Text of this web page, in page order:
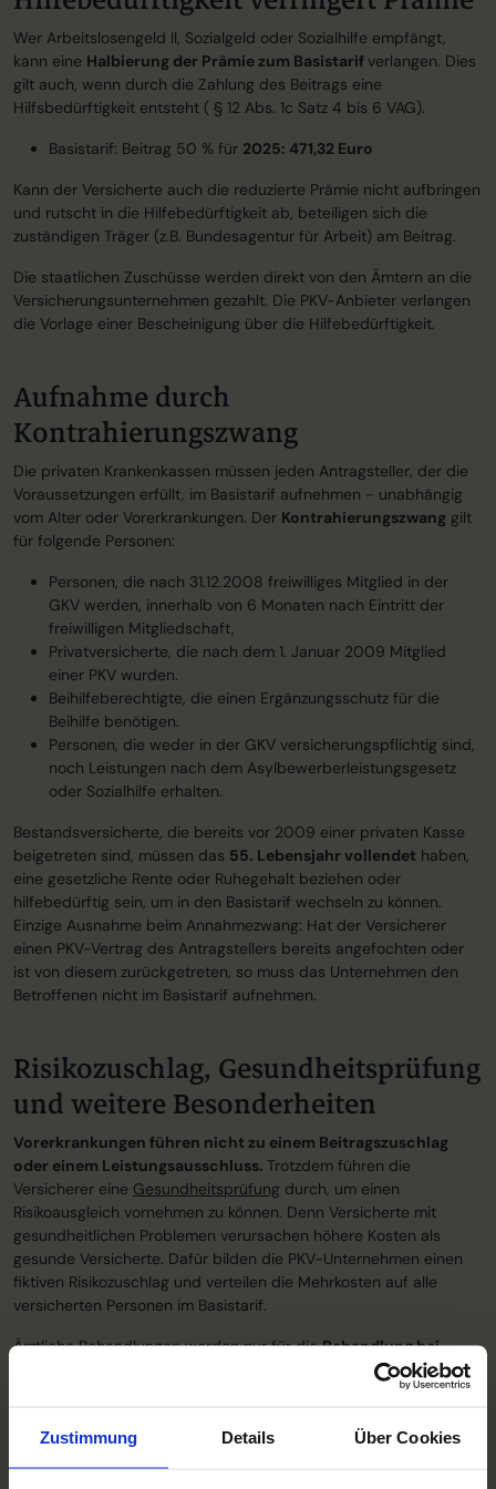
Zustimmung Details Über Cookies
Wer Arbeitslosengeld II, Sozialgeld oder Sozialhilfe empfängt,
kann eine Halbierung der Prämie zum Basistarifverlangen. Dies
gilt auch, wenn durch die Zahlung des Beitrags eine
Hilfsbedürftigkeit entsteht ( § 12 Abs. 1c Satz 4 bis 6 VAG).
Basistarif: Beitrag 50 % für 2025: 471,32 Euro
Kann der Versicherte auch die reduzierte Prämie nicht aufbringen
und rutscht in die Hilfebedürftigkeit ab, beteiligen sich die
zuständigen Träger (z.B. Bundesagentur für Arbeit) am Beitrag.
Die staatlichen Zuschüsse werden direkt von den Ämtern an die
Versicherungsunternehmen gezahlt. Die PKV-Anbieter verlangen
die Vorlage einer Bescheinigung über die Hilfebedürftigkeit.
Aufnahme durch
Kontrahierungszwang
Die privaten Krankenkassen müssen jeden Antragsteller, der die
Voraussetzungen erfüllt, im Basistarif aufnehmen - unabhängig
vom Alter oder Vorerkrankungen. Der Kontrahierungszwang gilt
für folgende Personen:
Personen, die nach 31.12.2008 freiwilliges Mitglied in der
GKV werden, innerhalb von 6 Monaten nach Eintritt der
freiwilligen Mitgliedschaft,
Privatversicherte, die nach dem 1. Januar 2009 Mitglied
einer PKV wurden.
Beihilfeberechtigte, die einen Ergänzungsschutz für die
Beihilfe benötigen.
Personen, die weder in der GKV versicherungspflichtig sind,
noch Leistungen nach dem Asylbewerberleistungsgesetz
oder Sozialhilfe erhalten.
Bestandsversicherte, die bereits vor 2009 einer privaten Kasse
beigetreten sind, müssen das 55. Lebensjahr vollendet haben,
eine gesetzliche Rente oder Ruhegehalt beziehen oder
hilfebedürftig sein, um in den Basistarif wechseln zu können.
Einzige Ausnahme beim Annahmezwang: Hat der Versicherer
einen PKV-Vertrag des Antragstellers bereits angefochten oder
ist von diesem zurückgetreten, so muss das Unternehmen den
Betroffenen nicht im Basistarif aufnehmen.
Risikozuschlag, Gesundheitsprüfung
und weitere Besonderheiten
Vorerkrankungen führen nicht zu einem Beitragszuschlag
oder einem Leistungsausschluss. Trotzdem führen die
Versicherer eine Gesundheitsprüfung durch, um einen
Risikoausgleich vornehmen zu können. Denn Versicherte mit
gesundheitlichen Problemen verursachen höhere Kosten als
gesunde Versicherte. Dafür bilden die PKV-Unternehmen einen
fiktiven Risikozuschlag und verteilen die Mehrkosten auf alle
versicherten Personen im Basistarif.
Ärztliche Behandlungen werden nur für dieBehandlung bei
erstattet. Zudem muss man sich vor
Behandlungsbeginn als Versicherter des Basistarifs ausweisen,